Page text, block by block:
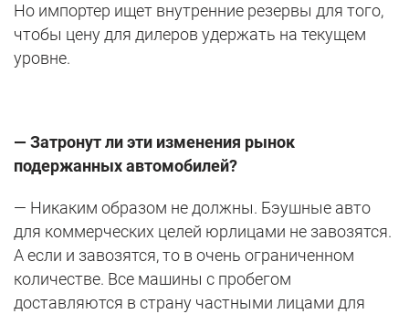
Но импортер ищет внутренние резервы для того,
чтобы цену для дилеров удержать на текущем
уровне.
— Затронут ли эти изменения рынок
подержанных автомобилей?
— Никаким образом не должны. Бэушные авто
для коммерческих целей юрлицами не завозятся.
А если и завозятся, то в очень ограниченном
количестве. Все машины с пробегом
доставляются в страну частными лицами для